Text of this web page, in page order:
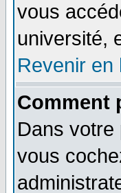
vous
université,
Revenir en
Comment
Dans
vous